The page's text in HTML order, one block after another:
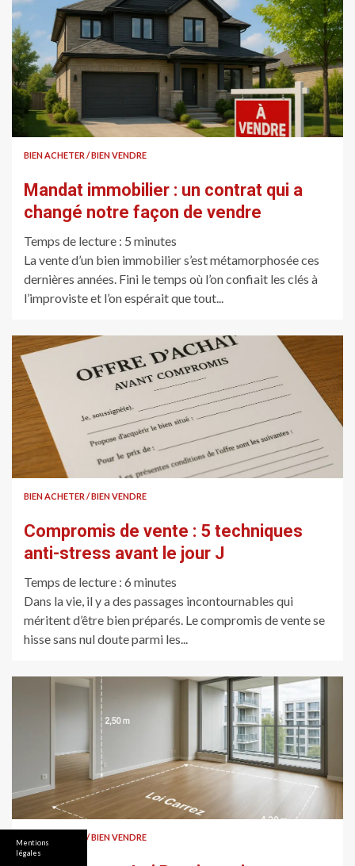
Mentions
légales
BIEN ACHETER / BIEN VENDRE
Mandat immobilier : un contrat qui a
changé notre façon de vendre
Temps de lecture : 5 minutes
La vente d’un bien immobilier s’est métamorphosée ces
dernières années. Fini le temps où l’on confiait les clés à
l’improviste et l’on espérait que tout...
BIEN ACHETER / BIEN VENDRE
Compromis de vente : 5 techniques
anti-stress avant le jour J
Temps de lecture : 6 minutes
Dans la vie, il y a des passages incontournables qui
méritent d’être bien préparés. Le compromis de vente se
hisse sans nul doute parmi les...
BIEN ACHETER / BIEN VENDRE